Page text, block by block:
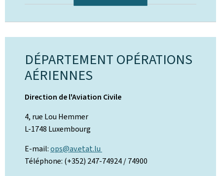
DÉPARTEMENT OPÉRATIONS
AÉRIENNES
Direction de l'Aviation Civile
4, rue Lou Hemmer
L-1748 Luxembourg
E-mail:ops@av.etat.lu
Téléphone: (+352) 247-74924 / 74900